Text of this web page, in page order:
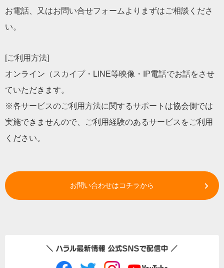
お電話、又はお問い合せフォームよりまずはご相談くださ
い。
[ご利用方法]
オンライン（スカイプ・LINE等映像・IP電話でお話をさせ
ていただきます。
※各サービスのご利用方法に関するサポートは協会側では
実施できませんので、ご利用経験のあるサービスをご利用
ください。
お問い合わせはコチラから